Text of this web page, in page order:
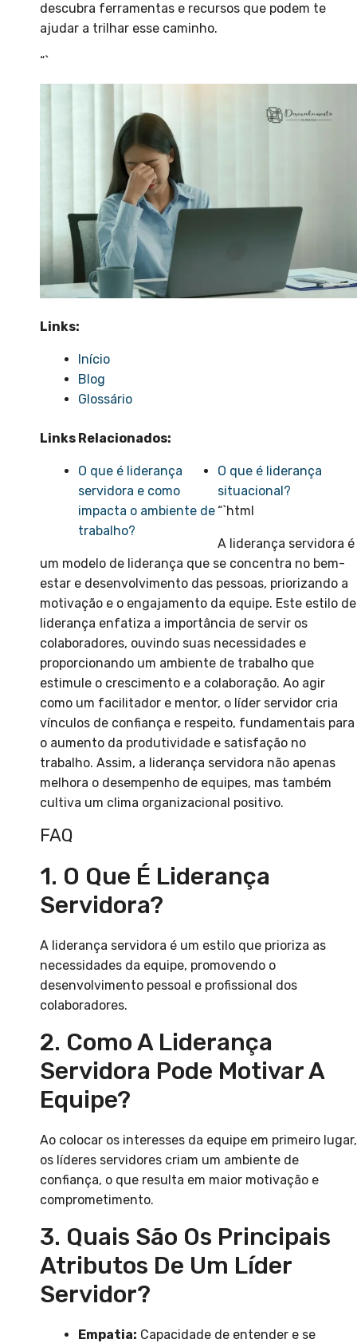
descubra ferramentas e recursos que podem te
ajudar a trilhar esse caminho.
“`
Links:
Início
Blog
Glossário
Links Relacionados:
O que é liderança
servidora e como
impacta o ambiente de
trabalho?
O que é liderança
situacional?
“`html
A liderança servidora é
um modelo de liderança que se concentra no bem-
estar e desenvolvimento das pessoas, priorizando a
motivação e o engajamento da equipe. Este estilo de
liderança enfatiza a importância de servir os
colaboradores, ouvindo suas necessidades e
proporcionando um ambiente de trabalho que
estimule o crescimento e a colaboração. Ao agir
como um facilitador e mentor, o líder servidor cria
vínculos de confiança e respeito, fundamentais para
o aumento da produtividade e satisfação no
trabalho. Assim, a liderança servidora não apenas
melhora o desempenho de equipes, mas também
cultiva um clima organizacional positivo.
FAQ
1. O Que É Liderança
Servidora?
A liderança servidora é um estilo que prioriza as
necessidades da equipe, promovendo o
desenvolvimento pessoal e profissional dos
colaboradores.
2. Como A Liderança
Servidora Pode Motivar A
Equipe?
Ao colocar os interesses da equipe em primeiro lugar,
os líderes servidores criam um ambiente de
confiança, o que resulta em maior motivação e
comprometimento.
3. Quais São Os Principais
Atributos De Um Líder
Servidor?
Empatia: Capacidade de entender e se